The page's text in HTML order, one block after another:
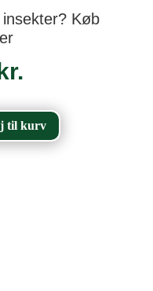
Køb
kr.
til kurv